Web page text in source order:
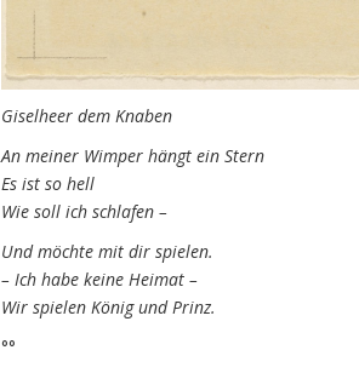
Giselheer dem Knaben
An meiner Wimper hängt ein Stern
Es ist so hell
Wie soll ich schlafen –
Und möchte mit dir spielen.
– Ich habe keine Heimat –
Wir spielen König und Prinz.
°°